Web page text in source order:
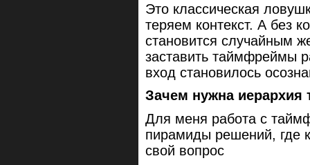
Это классическая
теряем контекст. А без
становится случайным
заставить таймфреймы
вход становилось
Зачем нужна
Для меня работа с
пирамиды решений, где
свой вопрос